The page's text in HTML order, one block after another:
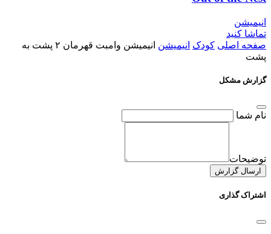
انیمیشن
تماشا کنید
صفحه اصلی کودک انیمیشن
انیمیشن وامبت قهرمان ۲ پشت به
پشت
گزارش مشکل
نام شما
توضیحات
ارسال گزارش
اشتراک گذاری